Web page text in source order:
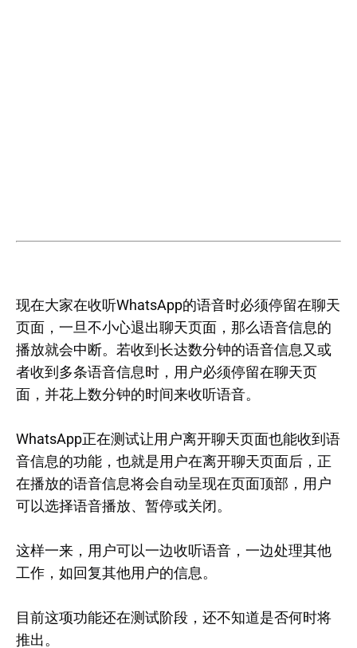
现在大家在收听WhatsApp的语音时必须停留在聊天
页面，一旦不小心退出聊天页面，那么语音信息的
播放就会中断。若收到长达数分钟的语音信息又或
者收到多条语音信息时，用户必须停留在聊天页
面，并花上数分钟的时间来收听语音。
WhatsApp正在测试让用户离开聊天页面也能收到语
音信息的功能，也就是用户在离开聊天页面后，正
在播放的语音信息将会自动呈现在页面顶部，用户
可以选择语音播放、暂停或关闭。
这样一来，用户可以一边收听语音，一边处理其他
工作，如回复其他用户的信息。
目前这项功能还在测试阶段，还不知道是否何时将
推出。